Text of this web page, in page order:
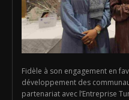
Fidèle à son engagement en
développement des
partenariat avec l’Entreprise